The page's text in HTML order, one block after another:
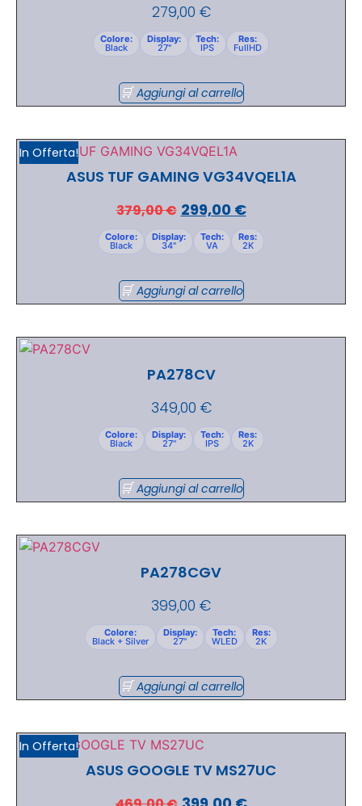
279,00 €
Colore:
Black
Display:
27"
Tech:
IPS
Res:
FullHD
Aggiungi al carrello
In Offerta!
ASUS TUF GAMING VG34VQEL1A
379,00€ 299,00 €
Colore:
Black
Display:
34"
Tech:
VA
Res:
2K
Aggiungi al carrello
PA278CV
349,00 €
Colore:
Black
Display:
27"
Tech:
IPS
Res:
2K
Aggiungi al carrello
PA278CGV
399,00 €
Colore:
Black + Silver
Display:
27"
Tech:
WLED
Res:
2K
Aggiungi al carrello
In Offerta!
ASUS GOOGLE TV MS27UC